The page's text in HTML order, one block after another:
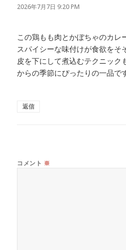
り:
2026年7月7日 9:20 PM
この鶏もも肉とかぼちゃのカレ
スパイシーな味付けが食欲をそ
皮を下にして煮込むテクニック
からの季節にぴったりの一品で
返信
コメント ※